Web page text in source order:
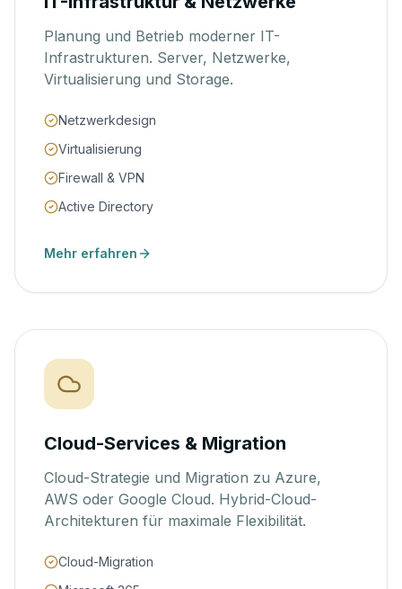
Planung und Betrieb moderner IT-
Infrastrukturen. Server, Netzwerke,
Virtualisierung und Storage.
Netzwerkdesign
Virtualisierung
Firewall & VPN
Active Directory
Mehr erfahren
Cloud-Services & Migration
Cloud-Strategie und Migration zu Azure,
AWS oder Google Cloud. Hybrid-Cloud-
Architekturen für maximale Flexibilität.
Cloud-Migration